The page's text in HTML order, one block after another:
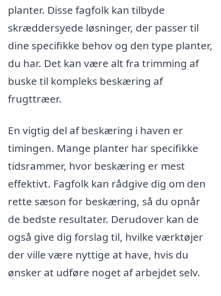
planter. Disse fagfolk kan tilbyde
skræddersyede løsninger, der passer til
dine specifikke behov og den type planter,
du har. Det kan være alt fra trimming af
buske til kompleks beskæring af
frugttræer.
En vigtig del af beskæring i haven er
timingen. Mange planter har specifikke
tidsrammer, hvor beskæring er mest
effektivt. Fagfolk kan rådgive dig om den
rette sæson for beskæring, så du opnår
de bedste resultater. Derudover kan de
også give dig forslag til, hvilke værktøjer
der ville være nyttige at have, hvis du
ønsker at udføre noget af arbejdet selv.